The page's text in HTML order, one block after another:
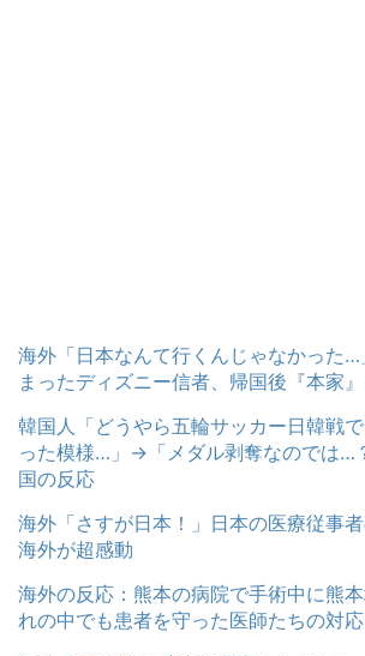
海外「日本なんて行くんじゃなかった
まったディズニー信者、帰国後『本家
韓国人「どうやら五輪サッカー日韓戦
った模様…」→「メダル剥奪なのでは…
国の反応
海外「さすが日本！」日本の医療従事
海外が超感動
海外の反応：熊本の病院で手術中に熊
れの中でも患者を守った医師たちの対